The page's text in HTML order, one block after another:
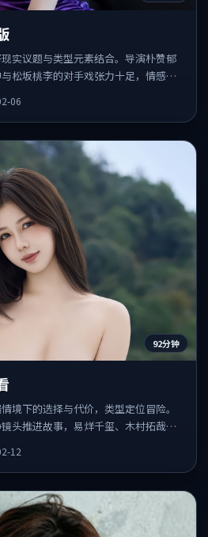
实议题与类型元素结合。导演朴赞郁
松坂桃李的对手戏张力十足，情感层
06
92分钟
境下的选择与代价，类型定位冒险。
头推进故事，易烊千玺、木村拓哉的
12